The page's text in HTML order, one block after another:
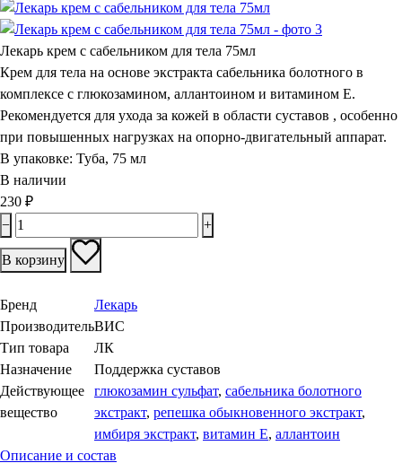
Лекарь крем с сабельником для тела 75мл
Крем для тела на основе экстракта сабельника болотного в
комплексе с глюкозамином, аллантоином и витамином Е.
Рекомендуется для ухода за кожей в области суставов , особенно
при повышенных нагрузках на опорно-двигательный аппарат.
В упаковке: Туба, 75 мл
В наличии
230 ₽
−
+
В корзину
Бренд
Лекарь
ПроизводительВИС
Тип товара
ЛК
Назначение
Поддержка суставов
Действующее
вещество
глюкозамин сульфат, сабельника болотного
экстракт, репешка обыкновенного экстракт,
имбиря экстракт, витамин Е, аллантоин
Описание и состав